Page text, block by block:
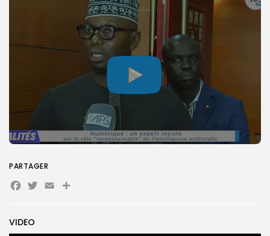
Search
for:
VIDEO
PARTAGER
Facebook
Twitter
EmailPartager